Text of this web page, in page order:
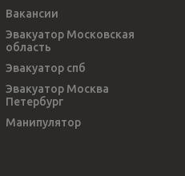
Вакансии
Эвакуатор Московская
область
Эвакуатор спб
Эвакуатор Москва
Петербург
Манипулятор